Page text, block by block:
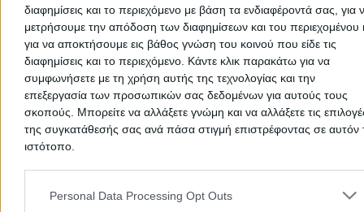
διαφημίσεις και το περιεχόμενο με βάση τα ενδιαφέροντά σας, για
μετρήσουμε την απόδοση των διαφημίσεων και του περιεχομένου
για να αποκτήσουμε εις βάθος γνώση του κοινού που είδε τις
διαφημίσεις και το περιεχόμενο. Κάντε κλικ παρακάτω για να
συμφωνήσετε με τη χρήση αυτής της τεχνολογίας και την
επεξεργασία των προσωπικών σας δεδομένων για αυτούς τους
σκοπούς. Μπορείτε να αλλάξετε γνώμη και να αλλάξετε τις
της συγκατάθεσής σας ανά πάσα στιγμή επιστρέφοντας σε αυτόν
ιστότοπο.
Please note that this website/app uses one or more Google
and may gather and store information including but not limited to
Personal Data Processing Opt Outs
Δεν υπάρχουν ακόμα αξιολογήσεις
Αυτός ο επαγγελματίας δεν έχει λάβει ακόμα καμία
αξιολόγηση. Γίνετε ο πρώτος που θα μοιραστεί την
του και βοηθήστε άλλους χρήστες να κάνουν τη σωστή
επιλογή!